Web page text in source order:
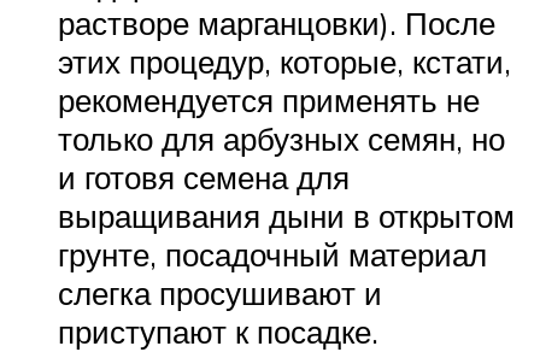
растворе марганцовки). После
этих процедур, которые, кстати,
рекомендуется применять не
только для арбузных семян, но
и готовя семена для
выращивания дыни в открытом
грунте, посадочный материал
слегка просушивают и
приступают к посадке.